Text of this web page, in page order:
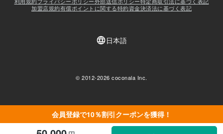
会員登録で10％割引クーポンを獲得！